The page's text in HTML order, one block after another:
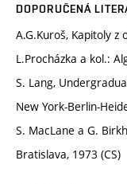
DOPORUČENÁ
A.G.Kuroš, Kapitoly z
L.Procházka a kol.:
S. Lang,
New York-Berlin-
S. MacLane a G.
Bratislava, 1973 (CS)